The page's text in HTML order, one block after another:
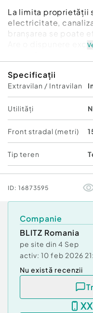
La limita proprietății
electricitate,
branșarea se poate
Are o dispunere
proximitate.
Pentru mai multe
vizionare!
Cod ofertă / ID BLITZ:
Id intern: P175064
Specificații
Extravilan / Intravilan
Utilități
Front stradal (metri)
Tip teren
ID: 16873595
Companie
BLITZ Romania
pe site din 4 Sep
activ: 10 feb 2026
Nu există recenzii